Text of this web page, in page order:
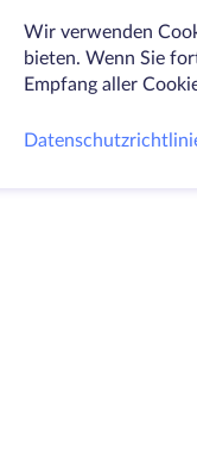
Wir verwenden
bieten. Wenn Sie
Empfang aller